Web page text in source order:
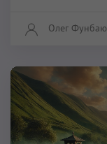
Олег Фунбаю